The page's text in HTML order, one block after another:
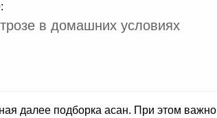
в домашних условиях
далее подборка асан. При этом важно